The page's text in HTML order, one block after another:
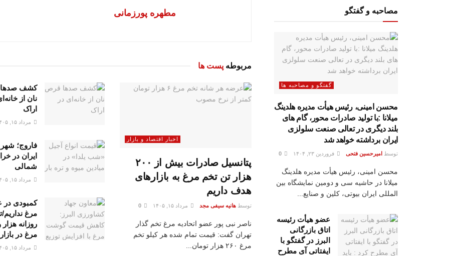
مطهره پورزمانی
مربوطه پست ها
اخبار اقتصاد و بازار
پتانسیل صادرات بیش از ۲۰۰
هزار تن تخم مرغ به بازار‌های
هدف داریم
توسط هانیه سیفی مجد مرداد ۱۵, ۱۴۰۵ 0
ناصر نبی پور عضو اتحادیه مرغ تخم گذار
تهران گفت: قیمت تمام شده هر کیلو تخم
مرغ ۲۶۰ هزار تومان...
کشف
نان از
اراک
مرداد ۱۵, ۱۴۰۵
فاروج؛
ایران در
شمالی
مرداد ۱۵, ۱۴۰۵
کمبودی در
مرغ نداریم/
مرغ در بازار
مرداد ۱۵, ۱۴۰۵
مصاحبه و گفتگو
گفتگو و مصاحبه ها
محسن امینی، رئیس هیأت مدیره هلدینگ
میلانا :با تولید صادرات محور، گام های
بلند دیگری در تعالی صنعت سلولزی
ایران برداشته خواهد شد
توسط امیرحسین فتحی فروردین ۲۳, ۱۴۰۴
محسن امینی، رئیس هیأت مدیره هلدینگ
میلانا در حاشیه سی و دومین نمایشگاه بین
المللی ایران بیوتی، کلین و صنایع...
عضو هیأت رئیسه
اتاق بازرگانی
البرز در گفتگو با
ایفتاتی آی مطرح